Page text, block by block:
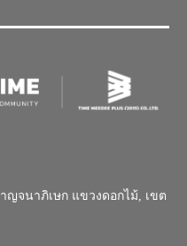
ญจนาภิเษก แขวงดอกไม้, เขต